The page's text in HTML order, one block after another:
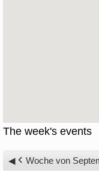
The week's events
Woche von